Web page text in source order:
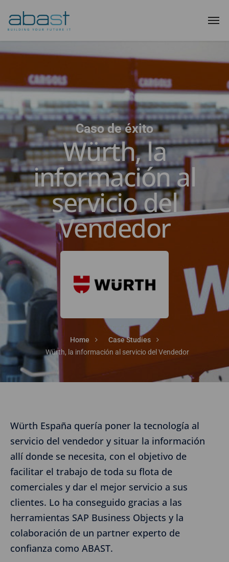
Caso de éxito
Würth, la
información al
servicio del
Vendedor
Home
Case Studies
Würth, la información al servicio del Vendedor
Würth España quería poner la tecnología al
servicio del vendedor y situar la información
allí donde se necesita, con el objetivo de
facilitar el trabajo de toda su flota de
comerciales y dar el mejor servicio a sus
clientes. Lo ha conseguido gracias a las
herramientas SAP Business Objects y la
colaboración de un partner experto de
confianza como ABAST.